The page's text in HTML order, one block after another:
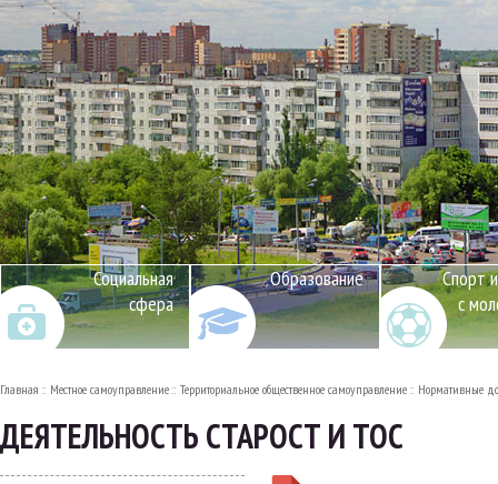
Социальная
сфера
Образование
Спорт
с
Главная Местное самоуправление Территориальное общественное самоуправление Нормативные
ДЕЯТЕЛЬНОСТЬ СТАРОСТ И ТОС